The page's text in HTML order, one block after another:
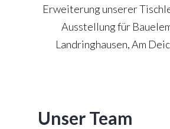
Erweiterung unserer
Ausstellung für
Landringhausen, Am
Unser Team